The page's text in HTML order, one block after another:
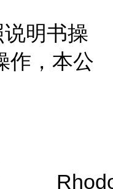
明书操
作，本公